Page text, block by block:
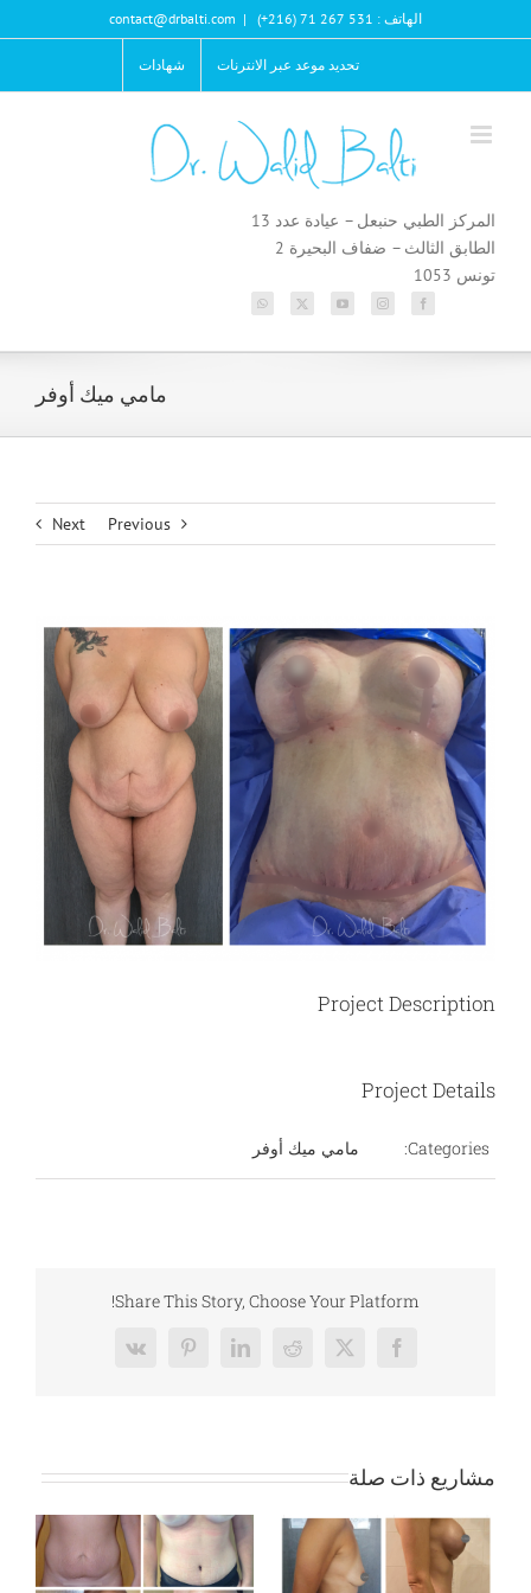
to
الهاتف : 531 267 71 (216+) |
contact@drbalti.com
تحديد موعد عبر الانترنات شهادات
المركز الطبي حنبعل – عيادة عدد 13
الطابق الثالث – ضفاف البحيرة 2
تونس 1053
مامي ميك أوفر
Previous
Next
View
Larger
Image
Project Description
Project Details
Categories: مامي ميك أوفر
Share This Story, Choose Your Platform!
Facebook
X
Reddit
LinkedIn
Pinterest
Vk
مشاريع ذات صلة